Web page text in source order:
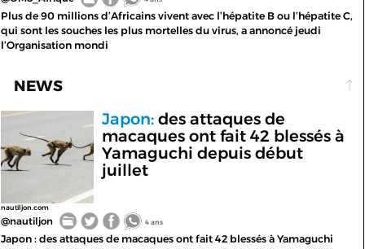
Plus de 90 millions d’Africains vivent avec l’hépatite B ou l’hépatite C,
qui sont les souches les plus mortelles du virus, a annoncé jeudi
l’Organisation mondi
NEWS
nautiljon.com
Japon:des attaques de
macaques ont fait 42 blessés à
Yamaguchi depuis début
juillet
@nautiljon 4 ans
Japon : des attaques de macaques ont fait 42 blessés à Yamaguchi